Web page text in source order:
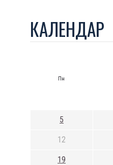
КАЛЕНДАР
Пн
5
12
19